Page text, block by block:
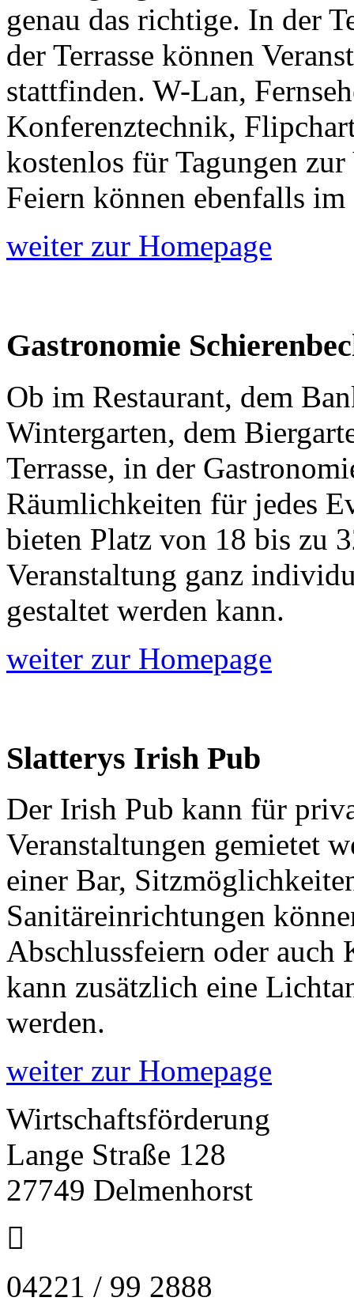
genau das richtige. In der
der Terrasse können
stattfinden. W-Lan,
Konferenztechnik,
kostenlos für Tagungen
Feiern können ebenfalls
weiter zur Homepage
Gastronomie
Ob im Restaurant, dem
Wintergarten, dem
Terrasse, in der
Räumlichkeiten für jedes
bieten Platz von 18 bis zu
Veranstaltung ganz
gestaltet werden kann.
weiter zur Homepage
Slatterys Irish Pub
Der Irish Pub kann für
Veranstaltungen gemietet
einer Bar,
Sanitäreinrichtungen
Abschlussfeiern oder auch
kann zusätzlich eine
werden.
weiter zur Homepage
Wirtschaftsförderung
Lange Straße 128
27749 Delmenhorst
04221 / 99 2888